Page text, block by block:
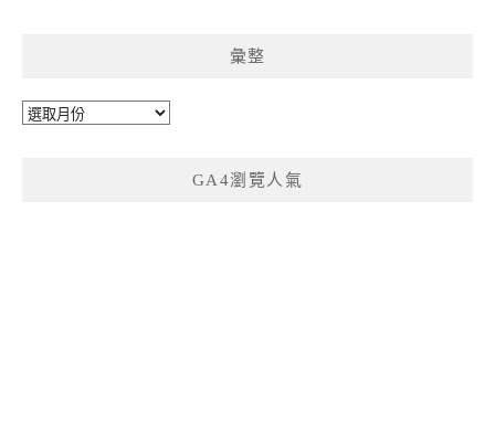
彙整
彙
GA4瀏覽人氣